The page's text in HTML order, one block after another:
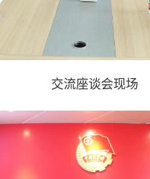
交流座谈会现场